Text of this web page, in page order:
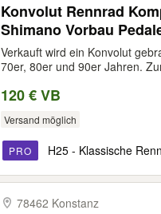
Konvolut Rennrad
Shimano Vorbau
Verkauft wird ein Konvolut
70er, 80er und 90er Jahren.
120 € VB
Versand möglich
PRO H25 - Klassische
78462 Konstanz